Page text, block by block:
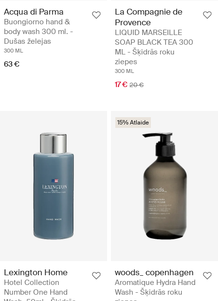
Acqua di Parma
Buongiorno hand &
body wash 300 ml. -
Dušas želejas
300 ML
63 €
La Compagnie de
Provence
LIQUID MARSEILLE
SOAP BLACK TEA 300
ML - Šķidrās roku
ziepes
300 ML
17 € 20 €
Lexington Home
Hotel Collection
Number One Hand
15% Atlaide
woods_ copenhagen
Aromatique Hydra Hand
Wash - Šķidrās roku